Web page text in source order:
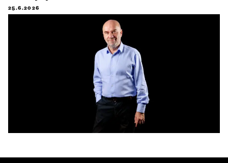
25.6.2026